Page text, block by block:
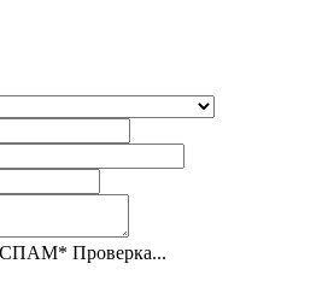
СПАМ* Проверка...